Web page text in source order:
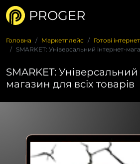
PROGER
Головна Маркетплейс
Готові
SMARKET: Універсальний інтернет-
SMARKET: Універсальний
магазин для всіх товарів